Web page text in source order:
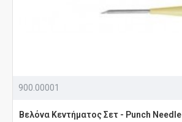
900.00001
Βελόνα Κεντήματος Σετ - Punch Needle